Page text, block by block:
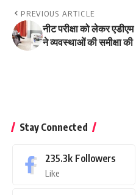
PREVIOUS ARTICLE
नीट परीक्षा को लेकर एडीएम
ने व्यवस्थाओं की समीक्षा की
Stay Connected
235.3k Followers
Like